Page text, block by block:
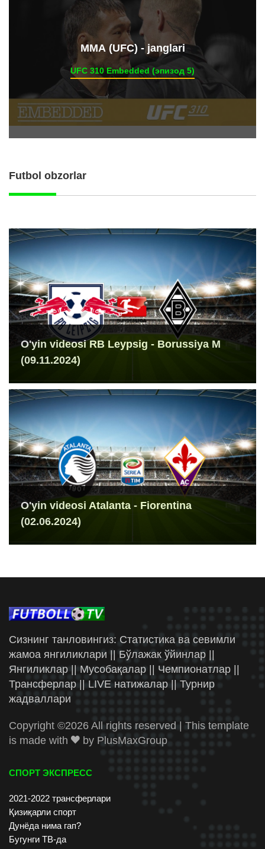
ММА (UFC) - janglari
UFC 310 Embedded (эпизод 5)
Futbol obzorlar
O'yin videosi RB Leypsig - Borussiya M
(09.11.2024)
O'yin videosi Atalanta - Fiorentina
(02.06.2024)
Сизнинг танловингиз: Статистика ва севимли
жамоа янгиликлари || Бўлажак ўйинлар ||
Янгиликлар || Мусобақалар || Чемпионатлар ||
Трансферлар || LIVE натижалар || Турнир
жадваллари
Copyright ©2026 All rights reserved | This template
is made with
by PlusMaxGroup
СПОРТ ЭКСПРЕСС
2021-2022 трансферлари
Қизиқарли спорт
Дунёда нима гап?
Бугунги ТВ-да